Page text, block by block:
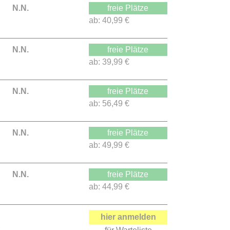
N.N.
freie Plätze
ab: 40,99 €
N.N.
freie Plätze
ab: 39,99 €
N.N.
freie Plätze
ab: 56,49 €
N.N.
freie Plätze
ab: 49,99 €
N.N.
freie Plätze
ab: 44,99 €
hier anmelden